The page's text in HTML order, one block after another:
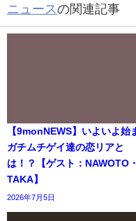
ニュースの関連記事
【9monNEWS】いよいよ始
ガチムチゲイ達の恋リアと
は！？【ゲスト：NAWOTO・
TAKA】
2026年7月5日